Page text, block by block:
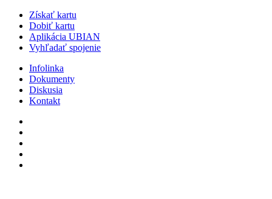
Získať kartu
Dobiť kartu
Aplikácia UBIAN
Vyhľadať spojenie
Infolinka
Dokumenty
Diskusia
Kontakt